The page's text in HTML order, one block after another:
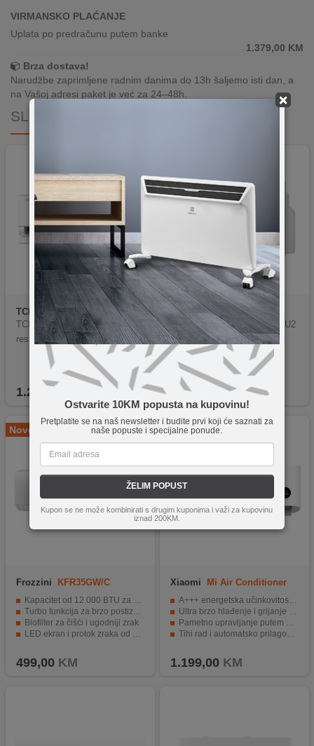
×
Ostvarite 10KM popusta na kupovinu!
Pretplatite se na naš newsletter i budite prvi koji će saznati za
naše popuste i specijalne ponude.
ŽELIM POPUST
Kupon se ne može kombinirati s drugim kuponima i važi za kupovinu
iznad 200KM.
VIRMANSKO PLAĆANJE
Uplata po predračunu putem banke
1.379,00 KM
Brza dostava!
Narudžbe zaprimljene radnim danima do 13h šaljemo isti dan, a
na Vašoj adresi paket je već za 24–48h.
SLIČNI PROIZVODI
TCL
TAC-12CHSD/FCI
TCL Klima TAC-12CHSD/FCI F
resh
1.249,90
LG
N00034369
LG vanjska jedinica S24EC.U2
4S
1.543,70 KM
Novo
Frozzini KFR35GW/C
Kapacitet od 12.000 BTU za učinkovito hlađenje i grijanje
Turbo funkcija za brzo postizanje željene temperature
Biofilter za čišći i ugodniji zrak
LED ekran i protok zraka od 600 m³/h
499,00 KM
Xiaomi
Mi Air Conditioner
A+++ energetska učinkovitost za maksimalnu uštedu energije
Ultra brzo hlađenje i grijanje u samo nekoliko sekundi
Pametno upravljanje putem Xiaomi Home aplikacije
Tihi rad i automatsko prilagođavanje ambijentu
1.199,00 KM